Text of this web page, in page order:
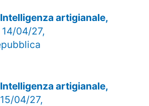
artigianale,
14/04/27,
artigianale,
04/27,